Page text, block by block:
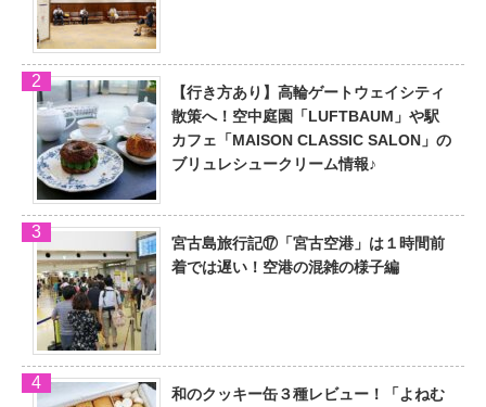
【行き方あり】高輪ゲートウェイシティ
散策へ！空中庭園「LUFTBAUM」や駅
カフェ「MAISON CLASSIC SALON」の
ブリュレシュークリーム情報♪
宮古島旅行記⑰「宮古空港」は１時間前
着では遅い！空港の混雑の様子編
和のクッキー缶３種レビュー！「よねむ